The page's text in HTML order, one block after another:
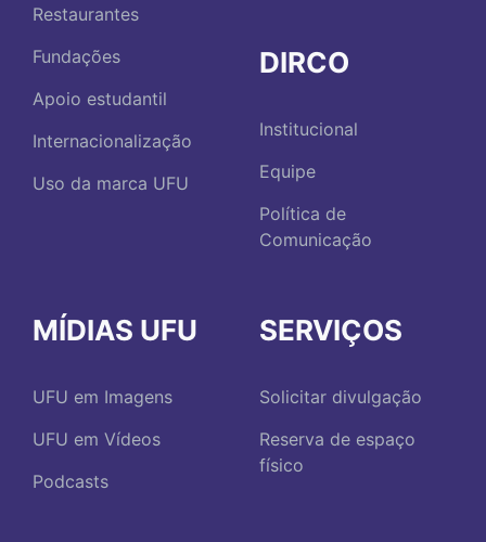
Restaurantes
Fundações
Apoio estudantil
Internacionalização
Uso da marca UFU
DIRCO
Institucional
Equipe
Política de
Comunicação
MÍDIAS UFU
UFU em Imagens
UFU em Vídeos
Podcasts
SERVIÇOS
Solicitar divulgação
Reserva de espaço
físico